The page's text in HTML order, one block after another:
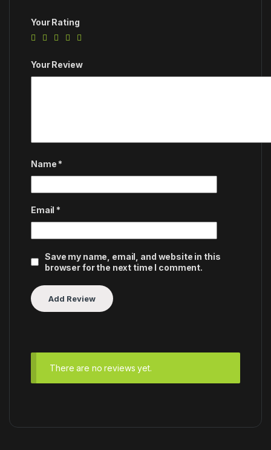
Your Rating
Your Review
Name *
Email *
Save my name, email, and website in this
browser for the next time I comment.
There are no reviews yet.